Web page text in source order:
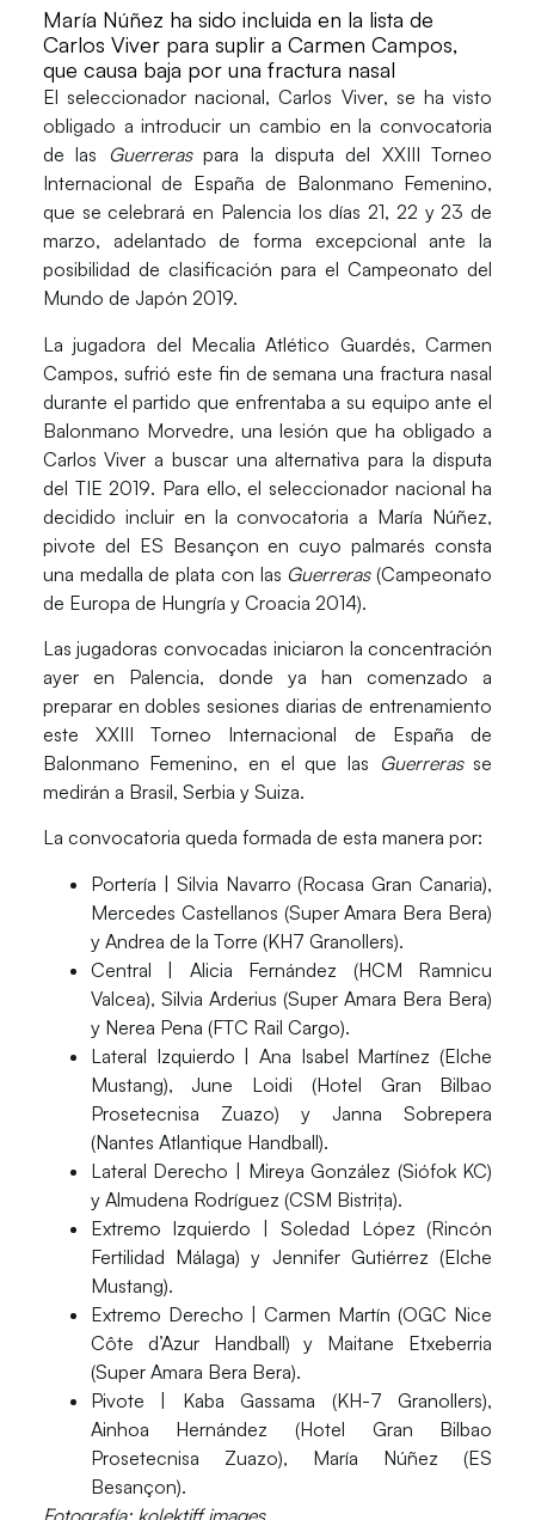
María Núñez ha sido incluida en la lista de
Carlos Viver para suplir a Carmen Campos,
que causa baja por una fractura nasal
El seleccionador nacional,Carlos Viver, se ha visto
obligado a introducir un cambio en la convocatoria
de las
Guerreraspara la disputa del XXIII Torneo
Internacional de España de Balonmano Femenino,
que se celebrará en Palencia los días 21, 22 y 23 de
marzo, adelantado de forma excepcional ante la
posibilidad de clasificación para el Campeonato del
Mundo de Japón 2019.
La jugadora del Mecalia Atlético Guardés,Carmen
Campos, sufrió este fin de semana una fractura nasal
durante el partido que enfrentaba a su equipo ante el
Balonmano Morvedre, una lesión que ha obligado a
Carlos Viver a buscar una alternativa para la disputa
del TIE 2019. Para ello, el seleccionador nacional ha
decidido incluir en la convocatoria a María Núñez,
pivote del ES Besançon en cuyo palmarés consta
una medalla de plata con las Guerreras(Campeonato
de Europa de Hungría y Croacia 2014).
Las jugadoras convocadas iniciaron la concentración
ayer en Palencia, donde ya han comenzado a
preparar en dobles sesiones diarias de entrenamiento
este XXIII Torneo Internacional de España de
Balonmano Femenino, en el que las Guerrerasse
medirán a Brasil, Serbia y Suiza.
La convocatoria queda formada de esta manera por:
Portería | Silvia Navarro (Rocasa Gran Canaria),
Mercedes Castellanos (Super Amara Bera Bera)
y Andrea de la Torre (KH7 Granollers).
Central | Alicia Fernández (HCM Ramnicu
Valcea), Silvia Arderius (Super Amara Bera Bera)
y Nerea Pena (FTC Rail Cargo).
Lateral Izquierdo | Ana Isabel Martínez (Elche
Mustang), June Loidi (Hotel Gran Bilbao
Prosetecnisa Zuazo) y Janna Sobrepera
(Nantes Atlantique Handball).
Lateral Derecho | Mireya González (Siófok KC)
y Almudena Rodríguez (CSM Bistrița).
Extremo Izquierdo | Soledad López (Rincón
Fertilidad Málaga) y Jennifer Gutiérrez (Elche
Mustang).
Extremo Derecho | Carmen Martín (OGC Nice
Côte d’Azur Handball) y Maitane Etxeberria
(Super Amara Bera Bera).
Pivote | Kaba Gassama (KH-7 Granollers),
Ainhoa Hernández (Hotel Gran Bilbao
Prosetecnisa Zuazo), María Núñez (ES
Besançon).
Fotografía: kolektiff images